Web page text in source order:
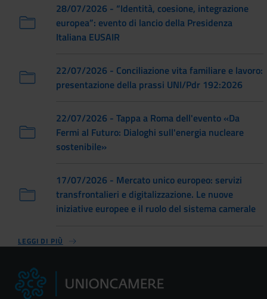
28/07/2026 - “Identità, coesione, integrazione
europea”: evento di lancio della Presidenza
Italiana EUSAIR
22/07/2026 - Conciliazione vita familiare e lavoro:
presentazione della prassi UNI/Pdr 192:2026
22/07/2026 - Tappa a Roma dell'evento «Da
Fermi al Futuro: Dialoghi sull'energia nucleare
sostenibile»
17/07/2026 - Mercato unico europeo: servizi
transfrontalieri e digitalizzazione. Le nuove
iniziative europee e il ruolo del sistema camerale
LEGGI DI PIÙ